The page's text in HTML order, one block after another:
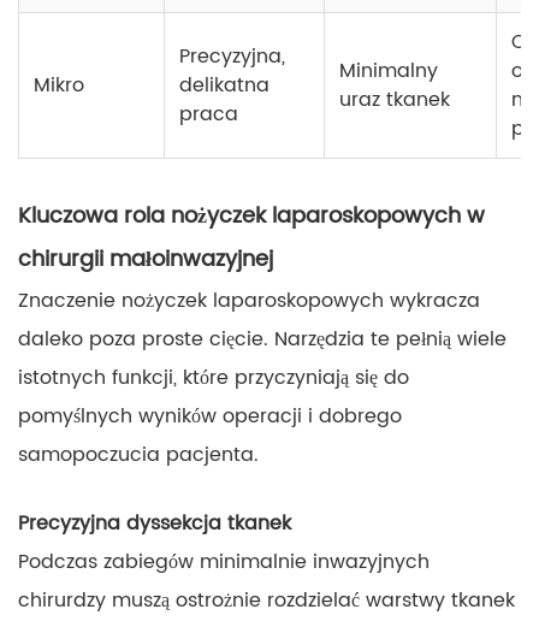
Mikro
Precyzyjna,
delikatna
praca
Minimalny
uraz tkanek
Kluczowa rola nożyczek laparoskopowych w
chirurgii małoinwazyjnej
Znaczenie nożyczek laparoskopowych wykracza
daleko poza proste cięcie. Narzędzia te pełnią wiele
istotnych funkcji, które przyczyniają się do
pomyślnych wyników operacji i dobrego
samopoczucia pacjenta.
Precyzyjna dyssekcja tkanek
Podczas zabiegów minimalnie inwazyjnych
chirurdzy muszą ostrożnie rozdzielać warstwy tkanek